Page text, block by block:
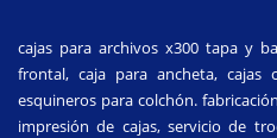
cajas para archivos x300 tapa y
frontal, caja para ancheta, cajas
esquineros para colchón.
impresión de cajas, servicio de